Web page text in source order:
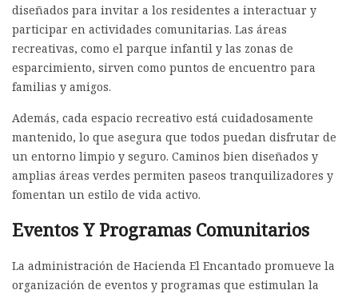
diseñados para invitar a los residentes a interactuar y
participar en actividades comunitarias. Las áreas
recreativas, como el parque infantil y las zonas de
esparcimiento, sirven como puntos de encuentro para
familias y amigos.
Además, cada espacio recreativo está cuidadosamente
mantenido, lo que asegura que todos puedan disfrutar de
un entorno limpio y seguro. Caminos bien diseñados y
amplias áreas verdes permiten paseos tranquilizadores y
fomentan un estilo de vida activo.
Eventos Y Programas Comunitarios
La administración de Hacienda El Encantado promueve la
organización de eventos y programas que estimulan la